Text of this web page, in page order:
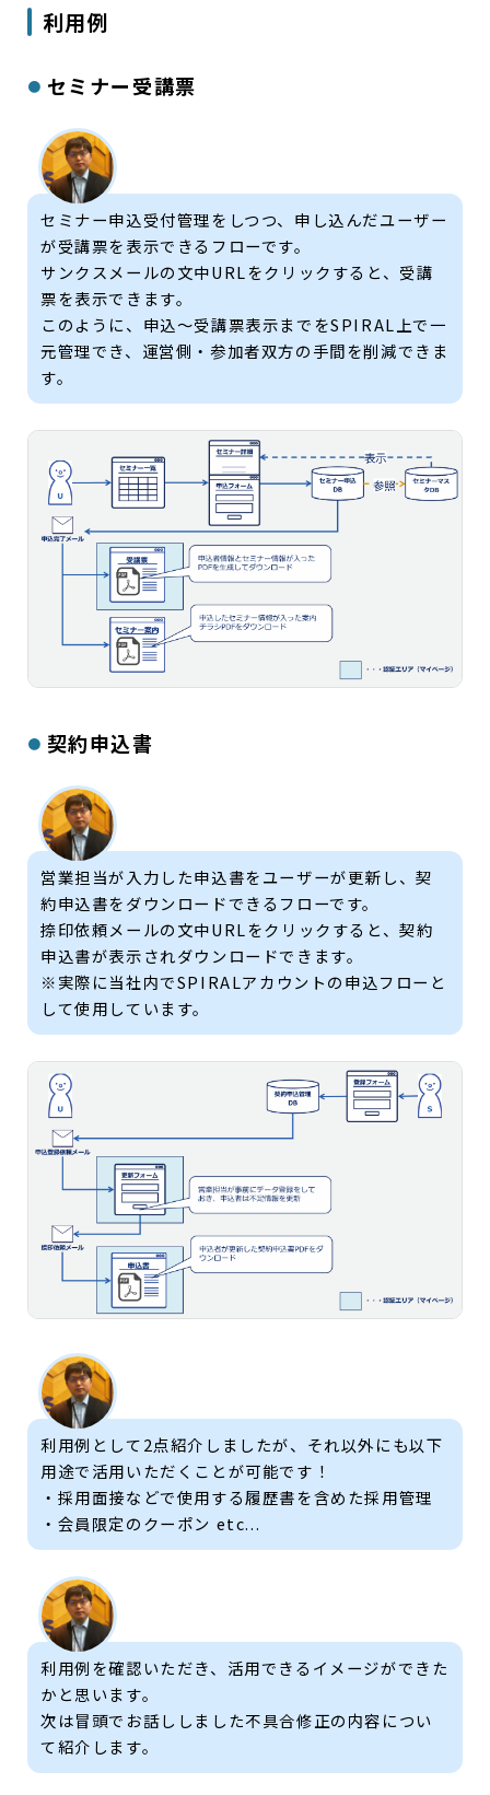
利用例
セミナー受講票
セミナー申込受付管理をしつつ、申し込んだユーザー
が受講票を表示できるフローです。
サンクスメールの文中URLをクリックすると、受講
票を表示できます。
このように、申込～受講票表示までをSPIRAL上で一
元管理でき、運営側・参加者双方の手間を削減できま
す。
契約申込書
営業担当が入力した申込書をユーザーが更新し、契
約申込書をダウンロードできるフローです。
捺印依頼メールの文中URLをクリックすると、契約
申込書が表示されダウンロードできます。
※実際に当社内でSPIRALアカウントの申込フローと
して使用しています。
利用例として2点紹介しましたが、それ以外にも以下
用途で活用いただくことが可能です！
・採用面接などで使用する履歴書を含めた採用管理
・会員限定のクーポン etc...
利用例を確認いただき、活用できるイメージができた
かと思います。
次は冒頭でお話ししました不具合修正の内容につい
て紹介します。